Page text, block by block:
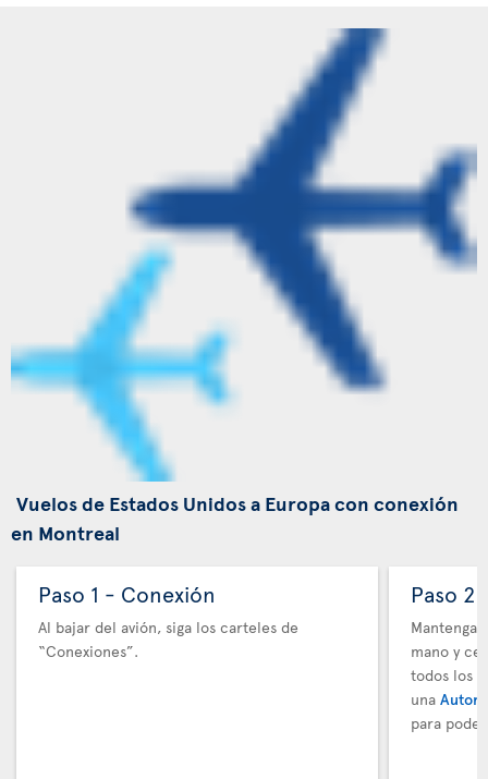
Vuelos de Estados Unidos a Europa con conexión
en Montreal
Paso 1 - Conexión
Al bajar del avión, siga los carteles de
“Conexiones”.
Paso 2
Mantenga
mano y
todos los
una
para